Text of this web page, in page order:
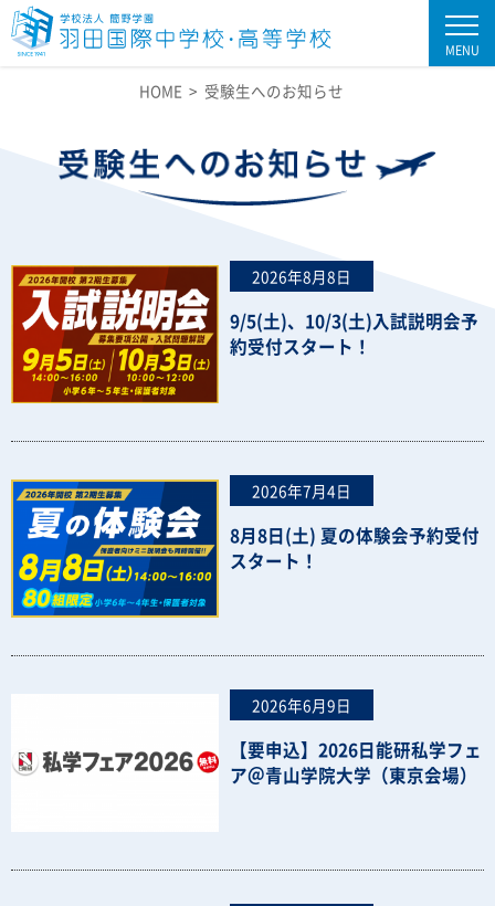
MENU
HOME 受験生へのお知らせ
2026年8月8日
9/5(土)、10/3(土)入試説明会予
約受付スタート！
2026年7月4日
8月8日(土) 夏の体験会予約受付
スタート！
2026年6月9日
【要申込】2026日能研私学フェ
ア＠青山学院大学（東京会場）